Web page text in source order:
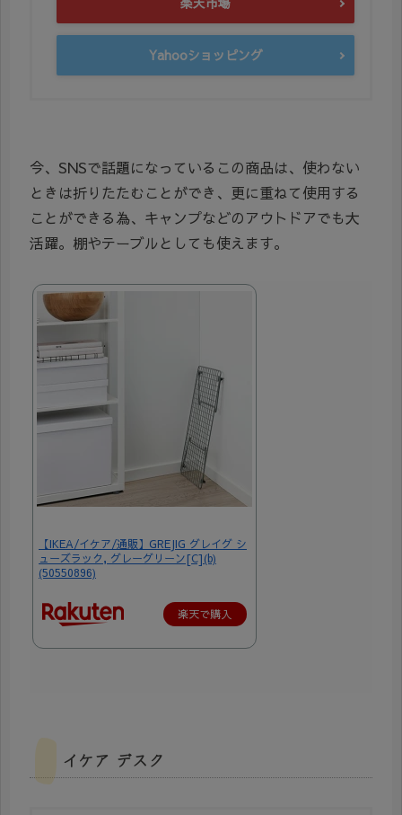
Yahooショッピング
今、SNSで話題になっているこの商品は、使わない
ときは折りたたむことができ、更に重ねて使用する
ことができる為、キャンプなどのアウトドアでも大
活躍。棚やテーブルとしても使えます。
【IKEA/イケア/通販】GREJIG グレイグ シ
ューズラック, グレーグリーン[C](b)
(50550896)
楽天で購入
イケア デスク